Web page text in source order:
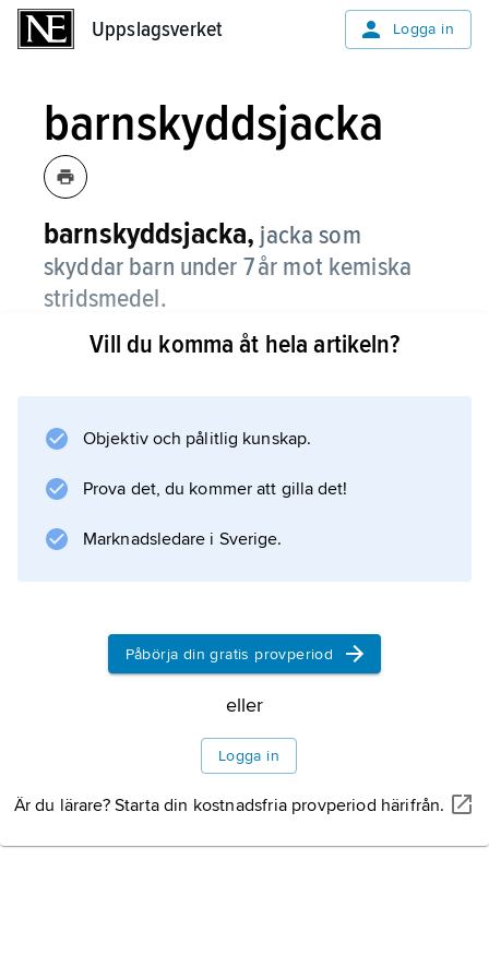
Uppslagsverket Logga in
barnskyddsjacka
barnskyddsjacka, jacka som
skyddar barn under 7 år mot kemiska
stridsmedel.
Den täcker huvud och överkropp och är
andningsskydd för beredskap
Vill du komma åt hela artikeln?
Objektiv och pålitlig kunskap.
Prova det, du kommer att gilla det!
Marknadsledare i Sverige.
Påbörja din gratis provperiod
eller
Logga in
Är du lärare? Starta din kostnadsfria provperiod härifrån.